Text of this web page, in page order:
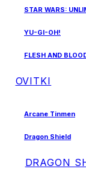
STAR WARS:
YU-GI-OH!
FLESH AND
OVITKI
Arcane Tinmen
Dragon Shield
DRAGON